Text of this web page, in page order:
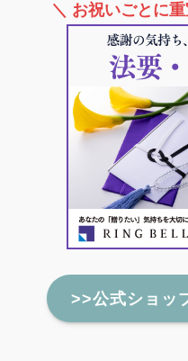
＼ お祝いごとに
>>公式ショッ